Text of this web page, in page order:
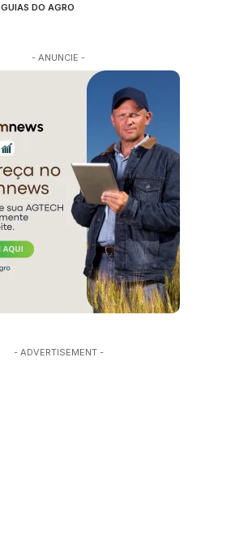
GUIAS DO AGRO
- ANUNCIE -
- ADVERTISEMENT -